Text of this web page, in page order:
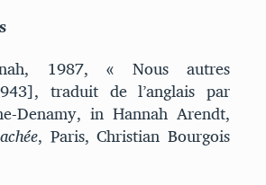
1987, « Nous autres
traduit de l’anglais par
Denamy, in Hannah Arendt,
, Paris, Christian Bourgois